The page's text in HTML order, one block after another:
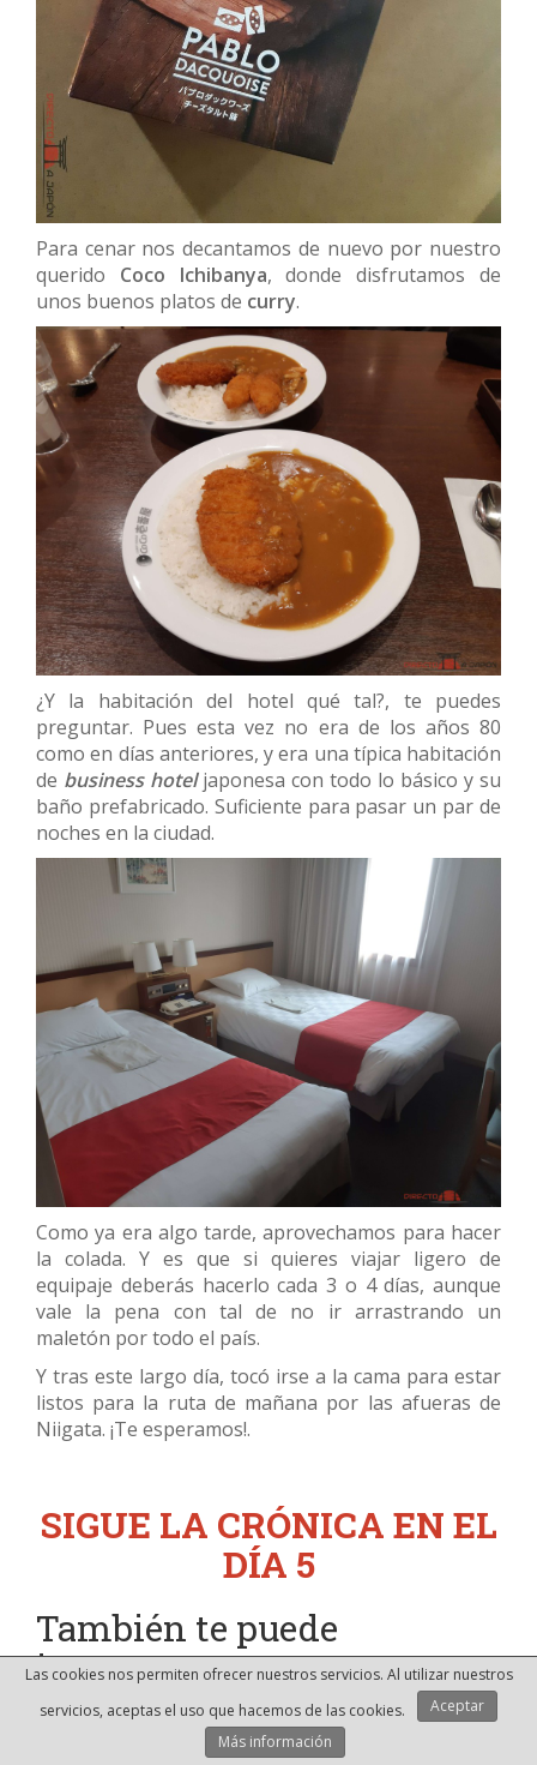
Para cenar nos decantamos de nuevo por nuestro
querido Coco Ichibanya, donde disfrutamos de
unos buenos platos de curry.
¿Y la habitación del hotel qué tal?, te puedes
preguntar. Pues esta vez no era de los años 80
como en días anteriores, y era una típica habitación
de business hoteljaponesa con todo lo básico y su
baño prefabricado. Suficiente para pasar un par de
noches en la ciudad.
Como ya era algo tarde, aprovechamos para hacer
la colada. Y es que si quieres viajar ligero de
equipaje deberás hacerlo cada 3 o 4 días, aunque
vale la pena con tal de no ir arrastrando un
maletón por todo el país.
Y tras este largo día, tocó irse a la cama para estar
listos para la ruta de mañana por las afueras de
Niigata. ¡Te esperamos!.
SIGUE LA CRÓNICA EN EL
DÍA 5
También te puede
interesar:
►Crónicas:"Directo a Japón 2018 - Diario de viaje
(Día 1): Vuelo a Japón, Asakusa y Ueno"
Las cookies nos permiten ofrecer nuestros servicios. Al utilizar nuestros
servicios, aceptas el uso que hacemos de las cookies.
Aceptar
Más información